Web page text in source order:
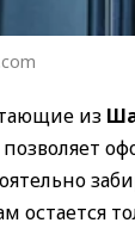
из
позволяет
остается